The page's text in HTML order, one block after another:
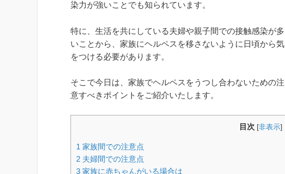
染力が強いことでも知られています。
特に、生活を共にしている夫婦や親子間での接触感染が多
いことから、家族にヘルペスを移さないように日頃から気
をつける必要があります。
そこで今日は、家族でヘルペスをうつし合わないための注
意すべきポイントをご紹介いたします。
目次 [非表示]
1 家族間での注意点
2 夫婦間での注意点
3 家族に赤ちゃんがいる場合は